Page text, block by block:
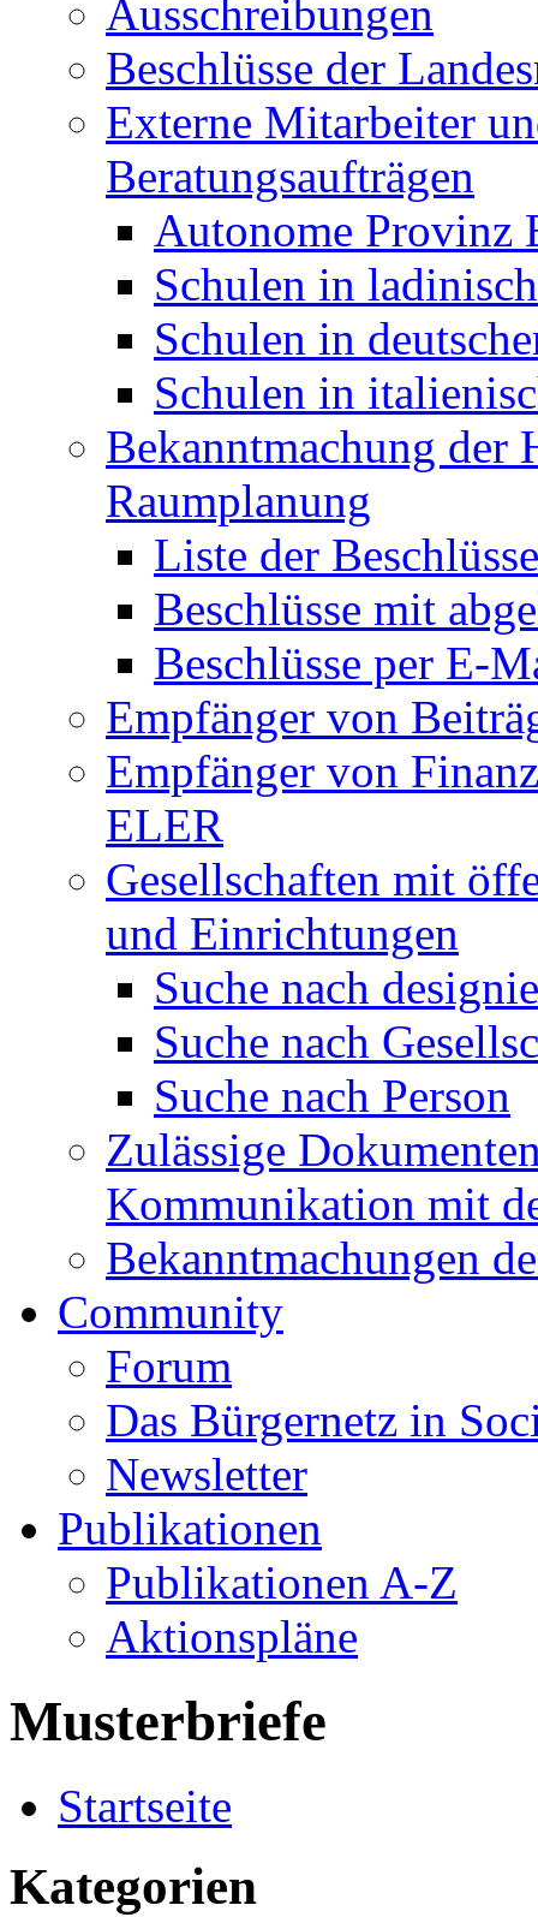
Ausschreibungen
Beschlüsse der
Externe Mitarbeiter
Beratungsaufträgen
Autonome Provinz
Schulen in
Schulen in
Schulen in
Bekanntmachung der
Raumplanung
Liste der
Beschlüsse mit
Beschlüsse per E-
Empfänger von
Empfänger von
ELER
Gesellschaften mit
und Einrichtungen
Suche nach
Suche nach
Suche nach Person
Zulässige
Kommunikation mit
Bekanntmachungen
Community
Forum
Das Bürgernetz in
Newsletter
Publikationen
Publikationen A-Z
Aktionspläne
Musterbriefe
Startseite
Kategorien